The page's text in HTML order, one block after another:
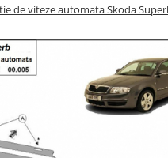
de viteze automata Skoda